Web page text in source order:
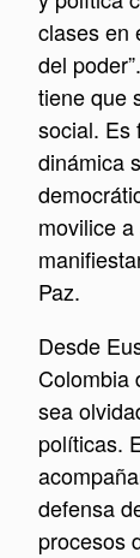
clases en
del
tiene que
social. Es
dinámica
movilice
Paz.
Desde
Colombia
sea
políticas.
defensa
procesos